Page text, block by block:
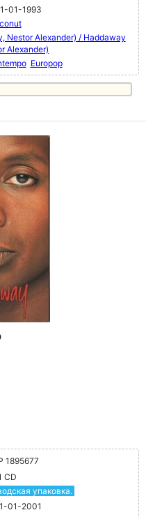
01-1993
Nestor Alexander) / Haddaway
Alexander)
Europop
1895677
CD
упаковка.
01-2001